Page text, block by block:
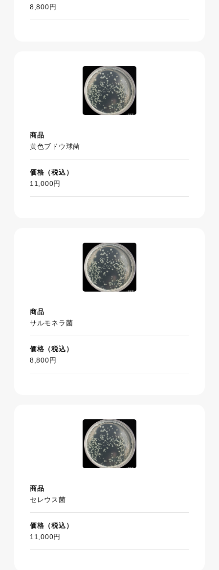
8,800円
商品
黄色ブドウ球菌
価格（税込）
11,000円
商品
サルモネラ菌
価格（税込）
8,800円
商品
セレウス菌
価格（税込）
11,000円